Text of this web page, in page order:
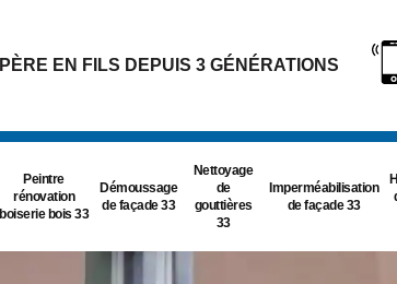
EN FILS DEPUIS 3 GÉNÉRATIONS
Peintre
rénovation
boiserie bois 33
Démoussage
de façade 33
Nettoyage
de
gouttières
33
Imperméabilisation
de façade 33